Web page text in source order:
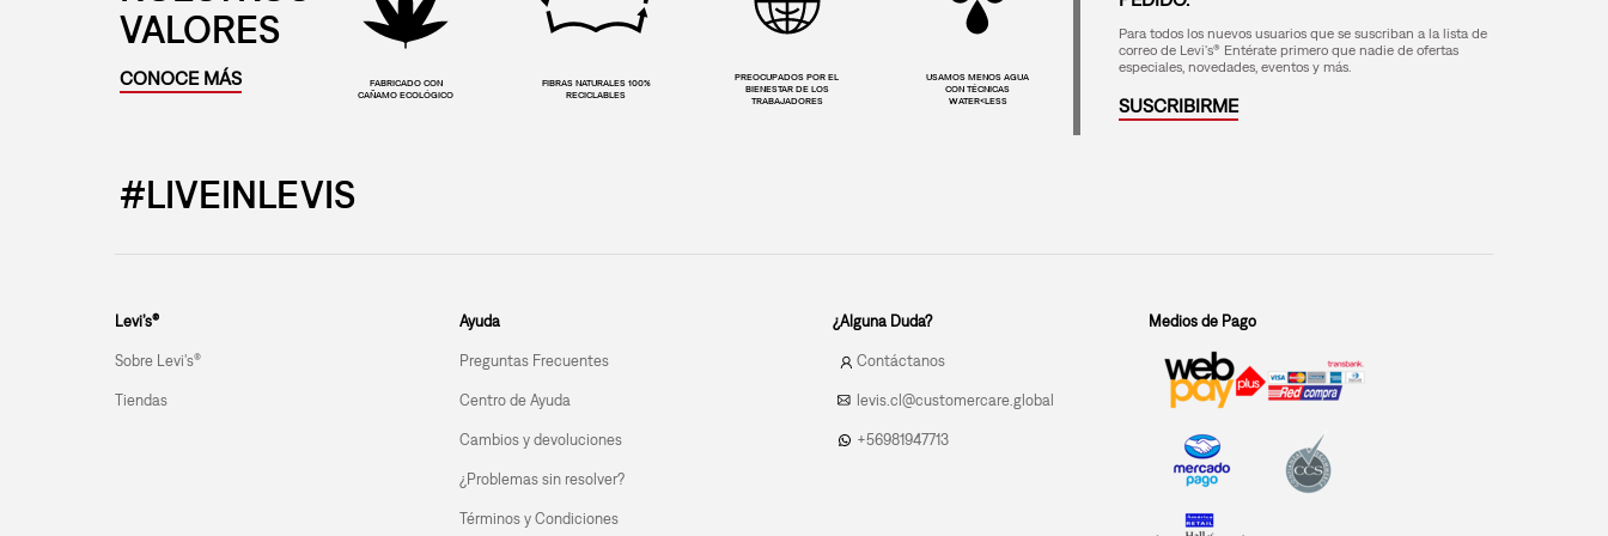
VALORES
CONOCE MÁS
FABRICADO CON
CAÑAMO ECOLÓGICO
FIBRAS NATURALES 100%
RECICLABLES
PREOCUPADOS POR EL
BIENESTAR DE LOS
TRABAJADORES
USAMOS MENOS AGUA
CON TÉCNICAS
WATER<LESS
Para todos los nuevos usuarios que se suscriban a la lista de
correo de Levi's® Entérate primero que nadie de ofertas
especiales, novedades, eventos y más.
SUSCRIBIRME
#LIVEINLEVIS
Levi’s®
Sobre Levi's®
Tiendas
Ayuda
Preguntas Frecuentes
Centro de Ayuda
Cambios y devoluciones
¿Problemas sin resolver?
Términos y Condiciones
¿Alguna Duda?
Contáctanos
levis.cl@customercare.global
+56981947713
Medios de Pago